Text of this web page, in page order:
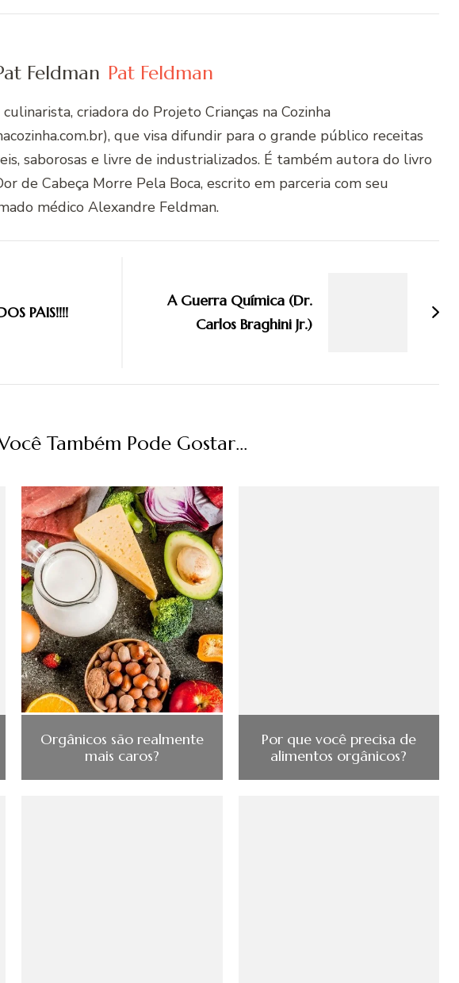
Feldman Pat Feldman
criadora do Projeto Crianças na Cozinha
que visa difundir para o grande público receitas
saborosas e livre de industrializados. É também autora do livro
de Cabeça Morre Pela Boca, escrito em parceria com seu
médico Alexandre Feldman.
PAIS!!!!
A Guerra Química (Dr.
Carlos Braghini Jr.)
Também Pode Gostar...
Orgânicos são realmente
mais caros?
Por que você precisa de
alimentos orgânicos?